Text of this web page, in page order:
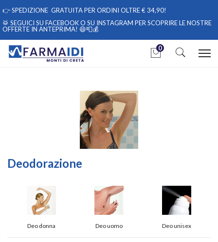
👉SPEDIZIONE GRATUITA PER ORDINI OLTRE € 34,90!
🥁 SEGUICI SU FACEBOOKO SU INSTAGRAM PER SCOPRIRE LE NOSTRE
OFFERTE IN ANTEPRIMA! 😄📮💰
0
Deodorazione
Deo donna Deo uomo Deo unisex